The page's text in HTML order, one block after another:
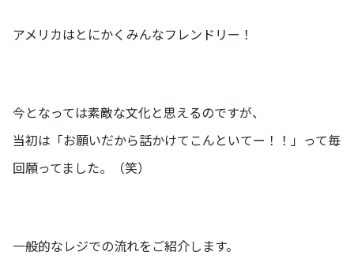
アメリカはとにかくみんなフレンドリー！
今となっては素敵な文化と思えるのですが、
当初は「お願いだから話かけてこんといてー！！」って毎
回願ってました。（笑）
一般的なレジでの流れをご紹介します。